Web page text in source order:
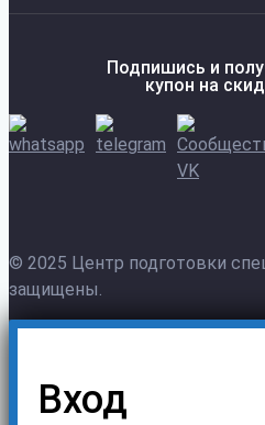
Подпишись и
купон на
© 2025 Центр подготовки
защищены.
Вход